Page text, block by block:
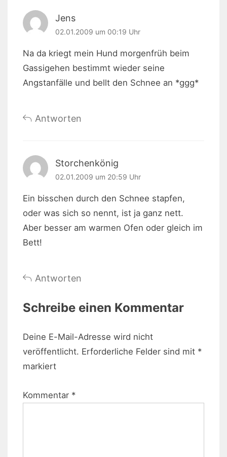
Jens
02.01.2009 um 00:19 Uhr
Na da kriegt mein Hund morgenfrüh beim
Gassigehen bestimmt wieder seine
Angstanfälle und bellt den Schnee an *ggg*
Antworten
Storchenkönig
02.01.2009 um 20:59 Uhr
Ein bisschen durch den Schnee stapfen,
oder was sich so nennt, ist ja ganz nett.
Aber besser am warmen Ofen oder gleich im
Bett!
Antworten
Schreibe einen Kommentar
Deine E-Mail-Adresse wird nicht
veröffentlicht. Erforderliche Felder sind mit *
markiert
Kommentar *